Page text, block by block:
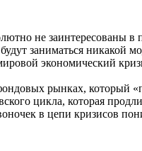
не заинтересованы в
заниматься никакой
экономический
рынках, который
цикла, которая
в цепи кризисов